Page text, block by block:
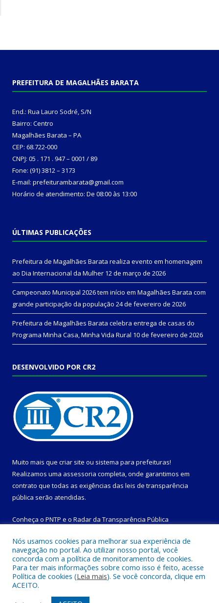
PREFEITURA DE MAGALHÃES BARATA
End.: Rua Lauro Sodré, S/N
Bairro: Centro
Magalhães Barata – PA
CEP: 68.722-000
CNPJ: 05 . 171 . 947 – 0001 / 89
Fone: (91) 3812 – 3173
E-mail: prefeiturambarata@gmail.com
Horário de atendimento: De 08:00 às 13:00
ÚLTIMAS PUBLICAÇÕES
Prefeitura de Magalhães Barata realiza evento em homenagem
ao Dia Internacional da Mulher 12 de março de 2026
Campeonato Municipal 2026 tem início em Magalhães Barata com
grande participação da população 24 de fevereiro de 2026
Prefeitura de Magalhães Barata celebra entrega de casas do
Programa Minha Casa, Minha Vida Rural 10 de fevereiro de 2026
DESENVOLVIDO POR CR2
Muito mais que criar site ou sistema para prefeituras!
Realizamos uma assessoria completa, onde garantimos em
contrato que todas as exigências das leis de transparência
pública serão atendidas.
Conheça o PNTP e o Radar da Transparência Pública
Todos os direitos reservados a Prefeitura Municipal de
Magalhães Barata.
Nós usamos cookies para melhorar sua experiência de
navegação no portal. Ao utilizar nosso portal, você
concorda com a política de monitoramento de cookies.
Para ter mais informações sobre como isso é feito, acesse
Política de cookies (Leia mais). Se você concorda, clique em
ACEITO.